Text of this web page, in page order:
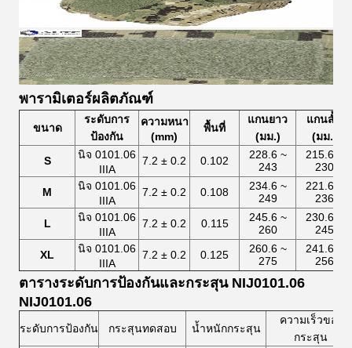
พารามิเตอร์ผลิตภัณฑ์
ขนาด
ระดับการ
ป้องกัน
ความหนา
(mm)
พื้นที่
แกนยาว
(มม.)
แกนสั้น
(มม.)
S
นิจ 0101.06
IIIA
7.2 ± 0.2 0.102
228.6 ~
243
215.6 ~
230
M
นิจ 0101.06
IIIA
7.2 ± 0.2 0.108
234.6 ~
249
221.6 ~
236
L
นิจ 0101.06
IIIA
7.2 ± 0.2 0.115
245.6 ~
260
230.6 ~
245
XL
นิจ 0101.06
IIIA
7.2 ± 0.2 0.125
260.6 ~
275
241.6 ~
256
ตารางระดับการป้องกันและกระสุน NIJ0101.06
NIJ0101.06
ระดับการป้องกัน กระสุนทดสอบ น้ำหนักกระสุน
ความเร็วของ
กระสุน